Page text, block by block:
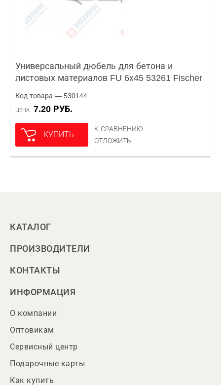
Универсальный дюбель для бетона и
листовых материалов FU 6х45 53261 Fischer
Код товара — 530144
ЦЕНА 7.20 РУБ.
КУПИТЬ
К СРАВНЕНИЮ
ОТЛОЖИТЬ
КАТАЛОГ
ПРОИЗВОДИТЕЛИ
КОНТАКТЫ
ИНФОРМАЦИЯ
О компании
Оптовикам
Сервисный центр
Подарочные карты
Как купить